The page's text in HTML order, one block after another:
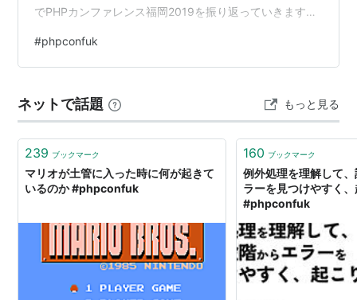
でPHPカンファレンス福岡2019を振り返っていきます。
ファレンス2017で、2018年もいくつかカンファレンスに
参加していました。 (PHPカンファレンス福岡の事はネッ
だ、ソロ参加だった事もあり懇親会には参加しておら
ず、コミュニティに知り合いがいない状態が続…
#phpconfuk
ネットで話題 もっと見る
239 ブックマーク
マリオが土管に入った時に何が起きて
いるのか #phpconfuk
160 ブックマーク
例外処理を理解して
ラーを見つけやすく
#phpconfuk